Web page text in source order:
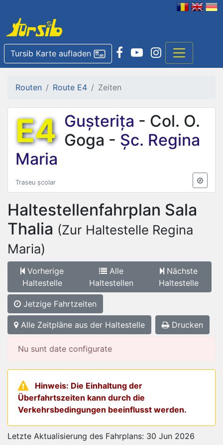
Tursib Karte aufladen
Routen Route E4 Zeiten
E4 Gușterița - Col. O.
Goga - Șc. Regina
Maria
Traseu școlar
Haltestellenfahrplan Sala
Thalia (Zur Haltestelle Regina
Maria)
Vorherige
Haltestelle
Alle
Haltestellen
Nächste
Haltestelle
Jetzige Fahrtzeiten
Alle Zeitpläne aus der Haltestelle Drucken
Nu sunt date configurate
Hinweis: Die Einhaltung der
Überfahrtszeiten kann durch die
Verkehrsbedingungen beeinflusst werden.
Letzte Aktualisierung des Fahrplans: 30 Jun 2026